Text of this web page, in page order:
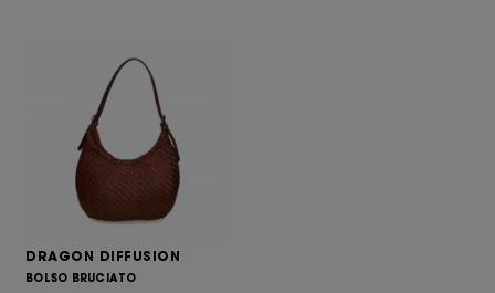
DRAGON DIFFUSION
BOLSO BRUCIATO